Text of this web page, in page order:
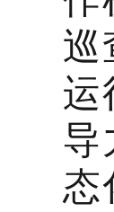
巡
运
导
态